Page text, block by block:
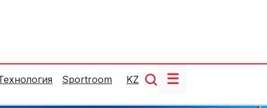
Sportroom KZ ☰